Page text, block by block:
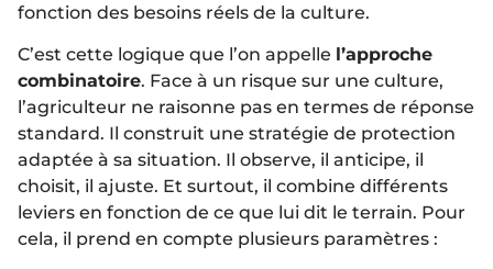
fonction des besoins réels de la culture.
C’est cette logique que l’on appelle l’approche
combinatoire. Face à un risque sur une culture,
l’agriculteur ne raisonne pas en termes de réponse
standard. Il construit une stratégie de protection
adaptée à sa situation. Il observe, il anticipe, il
choisit, il ajuste. Et surtout, il combine différents
leviers en fonction de ce que lui dit le terrain. Pour
cela, il prend en compte plusieurs paramètres :